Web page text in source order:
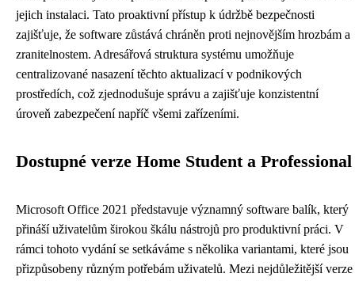
jejich instalaci. Tato proaktivní přístup k údržbě bezpečnosti
zajišťuje, že software zůstává chráněn proti nejnovějším hrozbám a
zranitelnostem. Adresářová struktura systému umožňuje
centralizované nasazení těchto aktualizací v podnikových
prostředích, což zjednodušuje správu a zajišťuje konzistentní
úroveň zabezpečení napříč všemi zařízeními.
Dostupné verze Home Student a Professional
Microsoft Office 2021 představuje významný software balík, který
přináší uživatelům širokou škálu nástrojů pro produktivní práci. V
rámci tohoto vydání se setkáváme s několika variantami, které jsou
přizpůsobeny různým potřebám uživatelů. Mezi nejdůležitější verze